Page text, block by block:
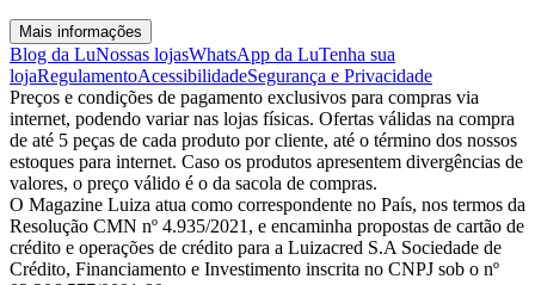
Mais informações
Blog da LuNossas lojasWhatsApp da LuTenha sua
lojaRegulamentoAcessibilidadeSegurança e Privacidade
Preços e condições de pagamento exclusivos para compras via
internet, podendo variar nas lojas físicas. Ofertas válidas na compra
de até 5 peças de cada produto por cliente, até o término dos nossos
estoques para internet. Caso os produtos apresentem divergências de
valores, o preço válido é o da sacola de compras.
O Magazine Luiza atua como correspondente no País, nos termos da
Resolução CMN nº 4.935/2021, e encaminha propostas de cartão de
crédito e operações de crédito para a Luizacred S.A Sociedade de
Crédito, Financiamento e Investimento inscrita no CNPJ sob o nº